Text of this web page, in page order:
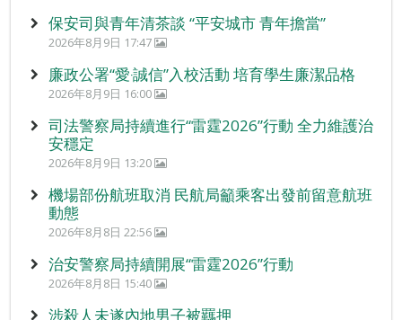
保安司與青年清茶談 “平安城市 青年擔當”
2026年8月9日 17:47
廉政公署“愛‧誠信”入校活動 培育學生廉潔品格
2026年8月9日 16:00
司法警察局持續進行“雷霆2026”行動 全力維護治
安穩定
2026年8月9日 13:20
機場部份航班取消 民航局籲乘客出發前留意航班
動態
2026年8月8日 22:56
治安警察局持續開展“雷霆2026”行動
2026年8月8日 15:40
涉殺人未遂內地男子被羈押